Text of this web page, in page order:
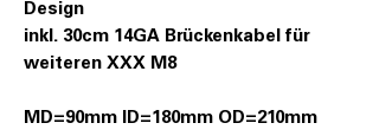
Design
inkl. 30cm 14GA Brückenkabel für
weiteren XXX M8
MD=90mm ID=180mm OD=210mm